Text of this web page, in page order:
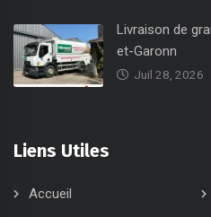
Livraison de
et-Garonn
Juil 28, 2026
Liens Utiles
Accueil